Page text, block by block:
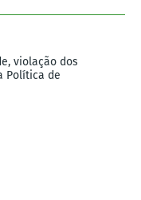
violação dos
Política de